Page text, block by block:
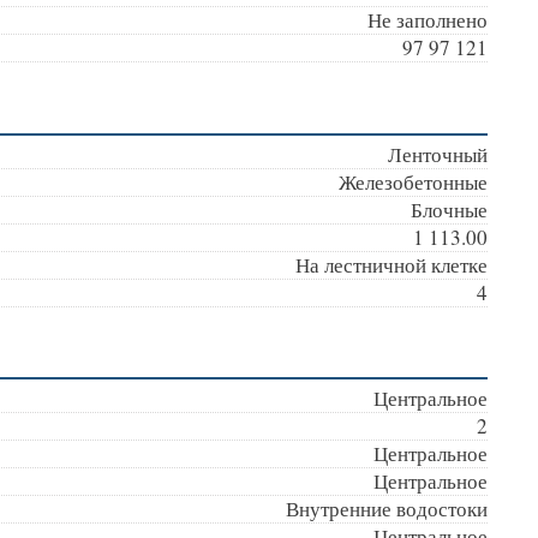
Не заполнено
97 97 121
Ленточный
Железобетонные
Блочные
1 113.00
На лестничной клетке
4
Центральное
2
Центральное
Центральное
Внутренние водостоки